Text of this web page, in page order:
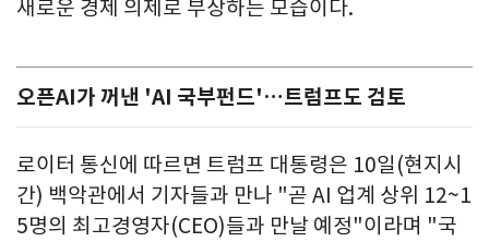
새로운 경제 의제로 부상하는 모습이다.
오픈AI가 꺼낸 'AI 국부펀드'…트럼프도 검토
로이터 통신에 따르면 트럼프 대통령은 10일(현지시
간) 백악관에서 기자들과 만나 "곧 AI 업계 상위 12~1
5명의 최고경영자(CEO)들과 만날 예정"이라며 "국